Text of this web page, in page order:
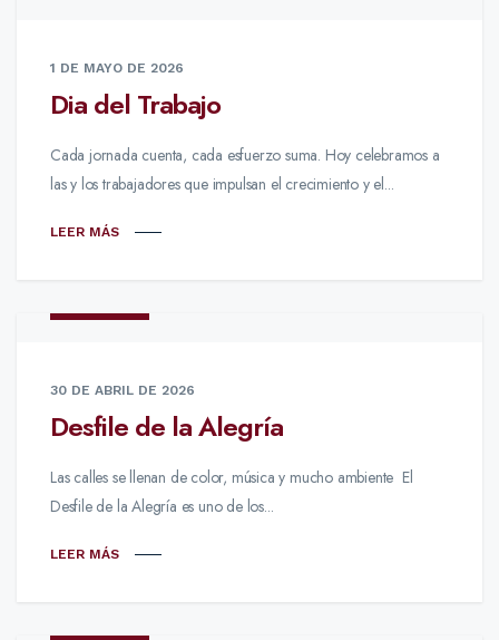
1 DE MAYO DE 2026
Dia del Trabajo
Cada jornada cuenta, cada esfuerzo suma. Hoy celebramos a
las y los trabajadores que impulsan el crecimiento y el...
LEER MÁS
30 DE ABRIL DE 2026
Desfile de la Alegría
Las calles se llenan de color, música y mucho ambiente El
Desfile de la Alegría es uno de los...
LEER MÁS